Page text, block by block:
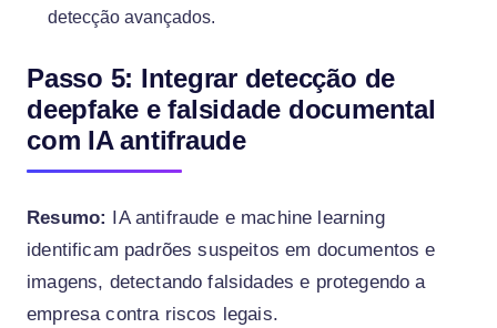
detecção avançados.
Passo 5: Integrar detecção de
deepfake e falsidade documental
com IA antifraude
Resumo: IA antifraude e machine learning
identificam padrões suspeitos em documentos e
imagens, detectando falsidades e protegendo a
empresa contra riscos legais.